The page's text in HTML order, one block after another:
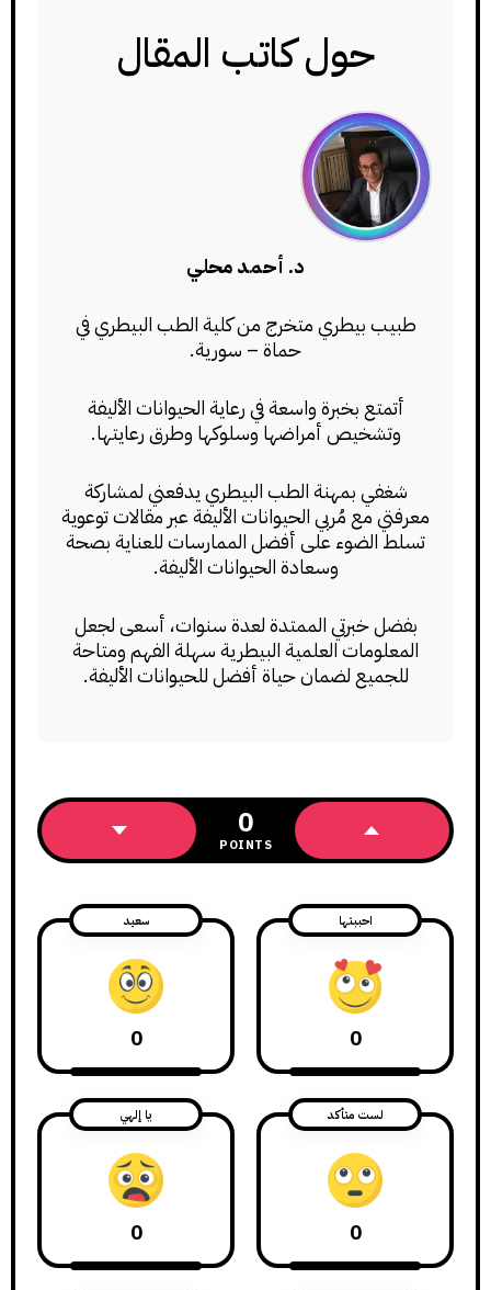
حول كاتب المقال
د. أحمد محلي
طبيب بيطري متخرج من كلية الطب البيطري في
حماة – سورية.
أتمتع بخبرة واسعة في رعاية الحيوانات الأليفة
وتشخيص أمراضها وسلوكها وطرق رعايتها.
شغفي بمهنة الطب البيطري يدفعني لمشاركة
معرفتي مع مُربي الحيوانات الأليفة عبر مقالات توعوية
تسلط الضوء على أفضل الممارسات للعناية بصحة
وسعادة الحيوانات الأليفة.
بفضل خبرتي الممتدة لعدة سنوات، أسعى لجعل
المعلومات العلمية البيطرية سهلة الفهم ومتاحة
للجميع لضمان حياة أفضل للحيوانات الأليفة.
0
POINTS
احببتها
0
سعيد
0
لست متأكد
0
يا إلهي
0